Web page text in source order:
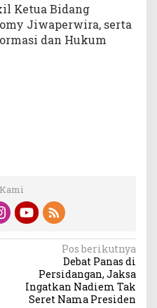
Ketua Bidang
Jiwaperwira, serta
dan Hukum
Pos berikutnya
Debat Panas di
Persidangan, Jaksa
Ingatkan Nadiem Tak
Seret Nama Presiden